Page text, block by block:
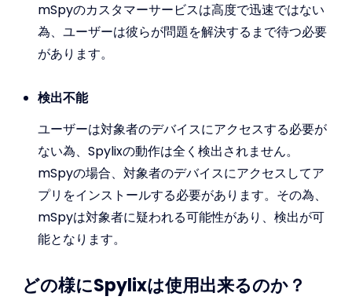
mSpyのカスタマーサービスは高度で迅速ではない
為、ユーザーは彼らが問題を解決するまで待つ必要
があります。
検出不能
ユーザーは対象者のデバイスにアクセスする必要が
ない為、Spylixの動作は全く検出されません。
mSpyの場合、対象者のデバイスにアクセスしてア
プリをインストールする必要があります。その為、
mSpyは対象者に疑われる可能性があり、検出が可
能となります。
どの様にSpylixは使用出来るのか？